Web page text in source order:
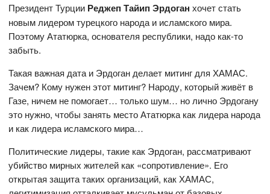
Президент Турции Реджеп Тайип Эрдоган хочет стать
новым лидером турецкого народа и исламского мира.
Поэтому Ататюрка, основателя республики, надо как-то
забыть.
Такая важная дата и Эрдоган делает митинг для ХАМАС.
Зачем? Кому нужен этот митинг? Народу, который живёт в
Газе, ничем не помогает… только шум… но лично Эрдогану
это нужно, чтобы занять место Ататюрка как лидера народа
и как лидера исламского мира…
Политические лидеры, такие как Эрдоган, рассматривают
убийство мирных жителей как «сопротивление». Его
открытая защита таких организаций, как ХАМАС,